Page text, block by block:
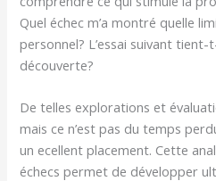
Quel échec m’a montré quelle
personnel? L’essai suivant
découverte?
De telles explorations et
mais ce n’est pas du temps
un ecellent placement. Cette
échecs permet de développer